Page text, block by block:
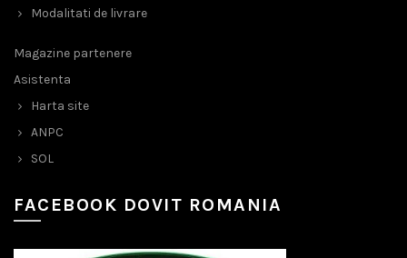
Modalitati de livrare
Magazine partenere
Asistenta
Harta site
ANPC
SOL
FACEBOOK DOVIT ROMANIA